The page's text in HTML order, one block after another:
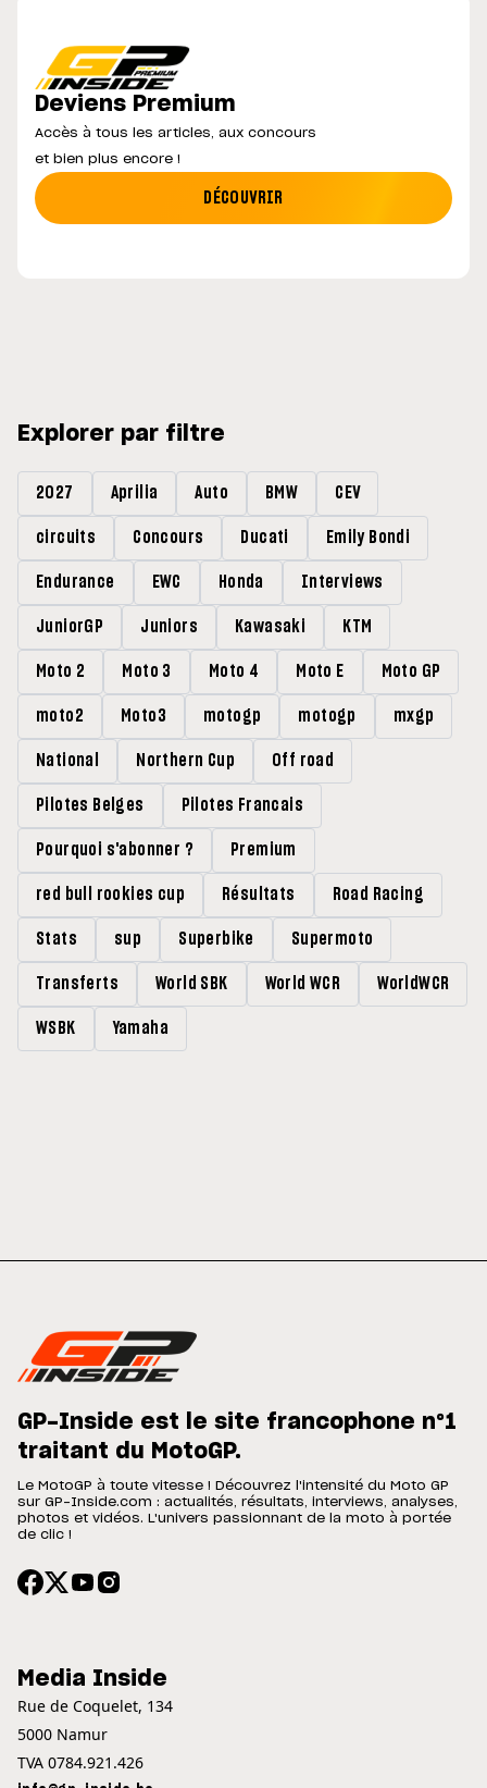
Deviens Premium
Accès à tous les articles, aux concours
et bien plus encore !
DÉCOUVRIR
Explorer par filtre
2027 Aprilia Auto BMW CEV
circuits Concours Ducati Emily Bondi
Endurance EWC Honda Interviews
JuniorGP Juniors Kawasaki KTM
Moto 2 Moto 3 Moto 4 Moto E Moto GP
moto2 Moto3 motogp motogp mxgp
National Northern Cup Off road
Pilotes Belges Pilotes Francais
Pourquoi s'abonner ? Premium
red bull rookies cup Résultats Road Racing
Stats sup Superbike Supermoto
Transferts World SBK World WCR WorldWCR
WSBK Yamaha
GP-Inside est le site francophone n°1
traitant du MotoGP.
Le MotoGP à toute vitesse ! Découvrez l'intensité du Moto GP
sur GP-Inside.com : actualités, résultats, interviews, analyses,
photos et vidéos. L'univers passionnant de la moto à portée
de clic !
Media Inside
Rue de Coquelet, 134
5000 Namur
TVA 0784.921.426